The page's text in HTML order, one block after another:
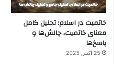
خاتمیت در اسلام: تحلیل کامل
معنای خاتمیت، چالش‌ها و
پاسخ‌ها
25 اکتبر, 2025